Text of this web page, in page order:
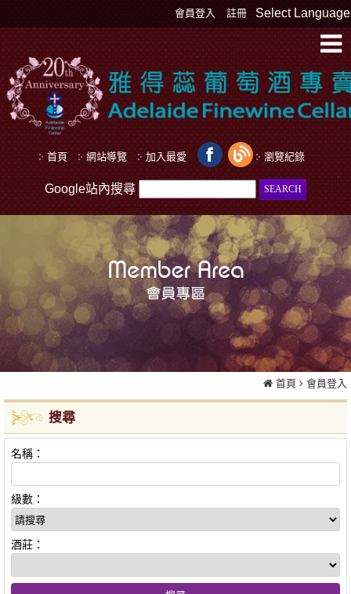
Select Language
會員登入 註冊
首頁 網站導覽 加入最愛 瀏覽紀錄
Google站內搜尋
首頁 會員登入
搜尋
名稱：
級數：
酒莊：